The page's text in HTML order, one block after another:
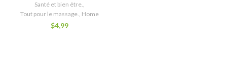
Santé et bien être.,
Tout pour le massage., Home
$4,99